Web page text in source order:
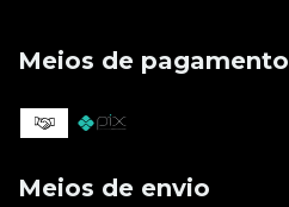
Meios de pagamento
Meios de envio